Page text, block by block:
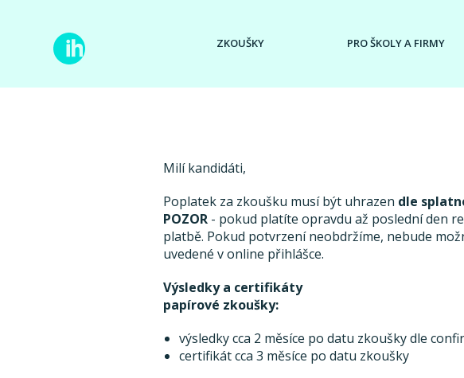
ZKOUŠKY PRO ŠKOLY A FIRMY
Milí kandidáti,
Poplatek za zkoušku musí být uhrazen dle
POZOR- pokud platíte opravdu až poslední den
platbě. Pokud potvrzení neobdržíme, nebude
uvedené v online přihlášce.
Výsledky a certifikáty
papírové zkoušky:
výsledky cca 2 měsíce po datu zkoušky dle
certifikát cca 3 měsíce po datu zkoušky